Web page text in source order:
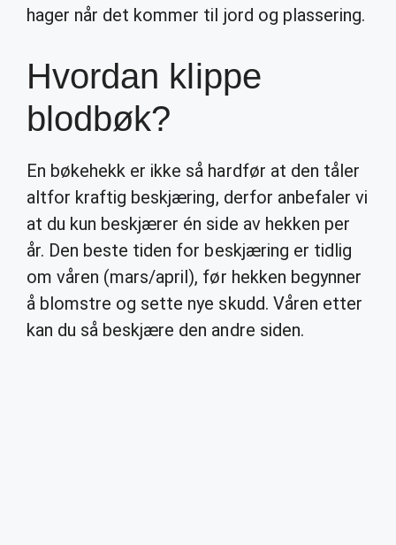
hager når det kommer til jord og plassering.
Hvordan klippe
blodbøk?
En bøkehekk er ikke så hardfør at den tåler
altfor kraftig beskjæring, derfor anbefaler vi
at du kun beskjærer én side av hekken per
år. Den beste tiden for beskjæring er tidlig
om våren (mars/april), før hekken begynner
å blomstre og sette nye skudd. Våren etter
kan du så beskjære den andre siden.